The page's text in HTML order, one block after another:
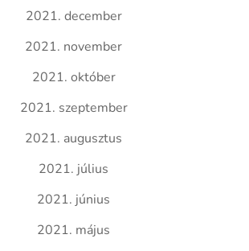
2021. december
2021. november
2021. október
2021. szeptember
2021. augusztus
2021. július
2021. június
2021. május